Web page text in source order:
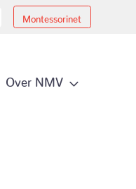
Montessorinet
Over NMV